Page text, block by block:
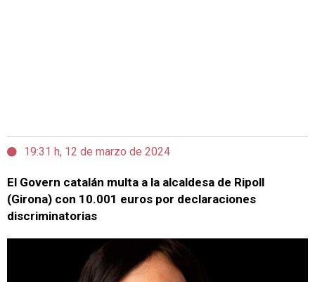
19:31 h, 12 de marzo de 2024
El Govern catalán multa a la alcaldesa de Ripoll
(Girona) con 10.001 euros por declaraciones
discriminatorias